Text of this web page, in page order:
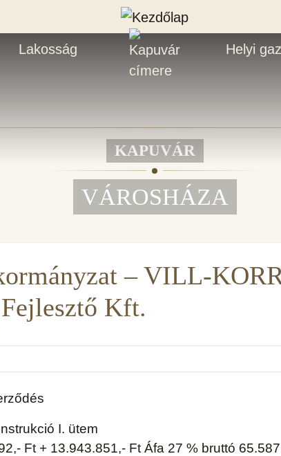
Lakosság Helyi
KAPUVÁR
VÁROSHÁZA
– VILL-
Kft.
I. ütem
Ft + 13.943.851,- Ft Áfa 27 % bruttó